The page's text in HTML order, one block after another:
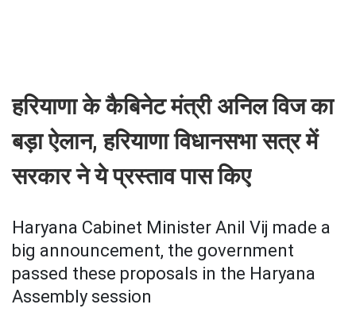
हरियाणा के कैबिनेट मंत्री अनिल विज का
बड़ा ऐलान, हरियाणा विधानसभा सत्र में
सरकार ने ये प्रस्ताव पास किए
Haryana Cabinet Minister Anil Vij made a
big announcement, the government
passed these proposals in the Haryana
Assembly session